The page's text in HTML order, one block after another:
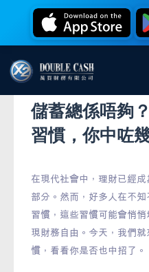
儲蓄總係唔夠
習慣，你中咗
在現代社會中，理財已經
部分。然而，好多人在不
習慣，這些習慣可能會悄
現財務自由。今天，我們
慣，看看你是否也中招了。